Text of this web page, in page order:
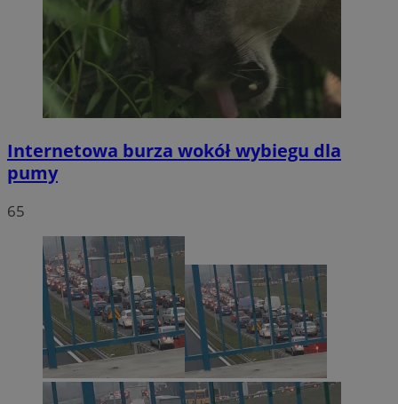
Internetowa burza wokół wybiegu dla
pumy
65